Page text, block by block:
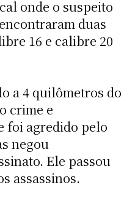
onde o suspeito
duas
16 e calibre 20
a 4 quilômetros do
crime e
foi agredido pelo
negou
Ele passou
assassinos.